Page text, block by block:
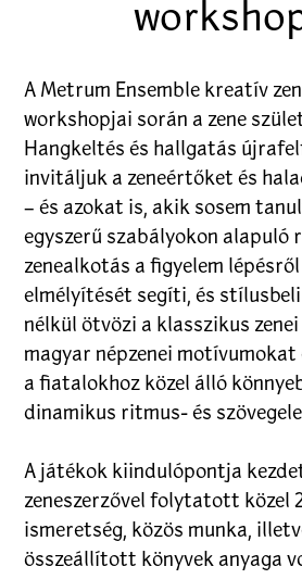
A Metrum Ensemble kreatív
workshopjai során a zene
Hangkeltés és hallgatás
invitáljuk a zeneértőket és
– és azokat is, akik sosem
egyszerű szabályokon alapuló
zenealkotás a figyelem
elmélyítését segíti, és
nélkül ötvözi a klasszikus
magyar népzenei
a fiatalokhoz közel álló
dinamikus ritmus- és
A játékok kiindulópontja
zeneszerzővel folytatott közel
ismeretség, közös munka,
összeállított könyvek anyaga